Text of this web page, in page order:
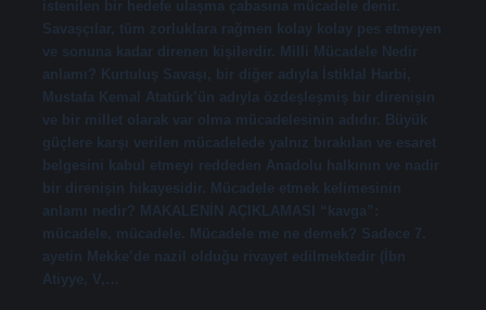
istenilen bir hedefe ulaşma çabasına mücadele denir.
Savaşçılar, tüm zorluklara rağmen kolay kolay pes etmeyen
ve sonuna kadar direnen kişilerdir. Milli Mücadele Nedir
anlamı? Kurtuluş Savaşı, bir diğer adıyla İstiklal Harbi,
Mustafa Kemal Atatürk’ün adıyla özdeşleşmiş bir direnişin
ve bir millet olarak var olma mücadelesinin adıdır. Büyük
güçlere karşı verilen mücadelede yalnız bırakılan ve esaret
belgesini kabul etmeyi reddeden Anadolu halkının ve nadir
bir direnişin hikayesidir. Mücadele etmek kelimesinin
anlamı nedir? MAKALENİN AÇIKLAMASI “kavga”:
mücadele, mücadele. Mücadele me ne demek? Sadece 7.
ayetin Mekke’de nazil olduğu rivayet edilmektedir (İbn
Atiyye, V,…